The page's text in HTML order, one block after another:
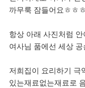
까무룩 잠들어요ㅎㅎㅎ
항상 아래 사진처럼
여사님 품에선 세상
저희집이 요리하기 극
있는재료없는재료로